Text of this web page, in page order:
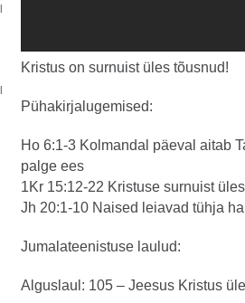
Kristus on surnuist üles tõusnud!
Pühakirjalugemised:
Ho 6:1-3 Kolmandal päeval aitab
palge ees
1Kr 15:12-22 Kristuse surnuist
Jh 20:1-10 Naised leiavad tühja
Jumalateenistuse laulud:
Alguslaul: 105 – Jeesus Kristus